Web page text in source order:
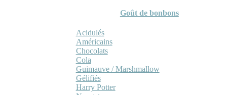
Goût de bonbons
Acidulés
Américains
Chocolats
Cola
Guimauve / Marshmallow
Gélifiés
Harry Potter